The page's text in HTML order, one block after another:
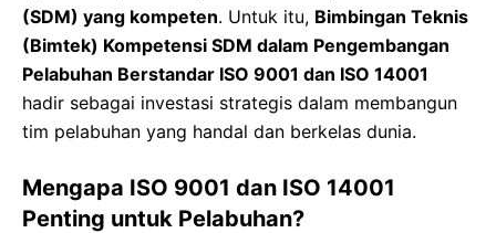
(SDM) yang kompeten. Untuk itu, Bimbingan Teknis
(Bimtek) Kompetensi SDM dalam Pengembangan
Pelabuhan Berstandar ISO 9001 dan ISO 14001
hadir sebagai investasi strategis dalam membangun
tim pelabuhan yang handal dan berkelas dunia.
Mengapa ISO 9001 dan ISO 14001
Penting untuk Pelabuhan?